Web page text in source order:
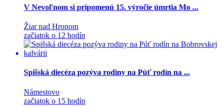
V Nevoľnom si pripomenú 15. výročie úmrtia Mo ...
Žiar nad Hronom
začiatok o 12 hodín
Spišská diecéza pozýva rodiny na Púť rodín na ...
Námestovo
začiatok o 15 hodín